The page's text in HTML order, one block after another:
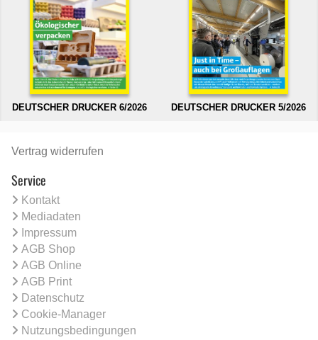
DEUTSCHER DRUCKER 6/2026 DEUTSCHER DRUCKER 5/2026
Vertrag widerrufen
Service
Kontakt
Mediadaten
Impressum
AGB Shop
AGB Online
AGB Print
Datenschutz
Cookie-Manager
Nutzungsbedingungen